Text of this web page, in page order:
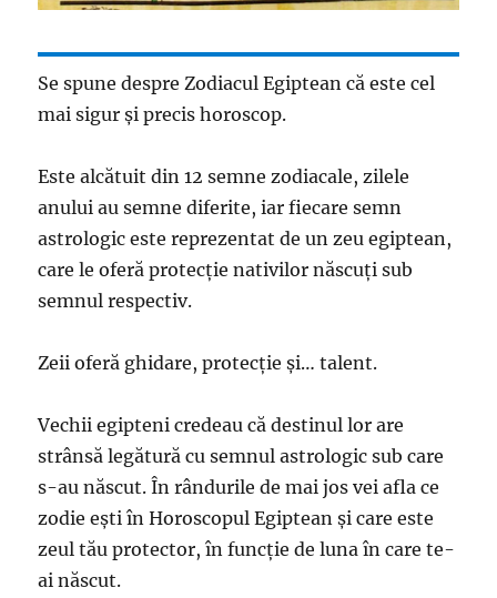
Se spune despre Zodiacul Egiptean că este cel
mai sigur și precis horoscop.
Este alcătuit din 12 semne zodiacale, zilele
anului au semne diferite, iar fiecare semn
astrologic este reprezentat de un zeu egiptean,
care le oferă protecție nativilor născuți sub
semnul respectiv.
Zeii oferă ghidare, protecție și… talent.
Vechii egipteni credeau că destinul lor are
strânsă legătură cu semnul astrologic sub care
s-au născut. În rândurile de mai jos vei afla ce
zodie ești în Horoscopul Egiptean și care este
zeul tău protector, în funcție de luna în care te-
ai născut.